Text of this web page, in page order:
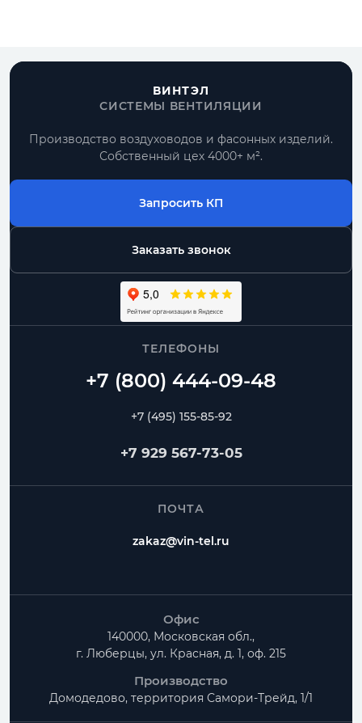
ВИНТЭЛ
СИСТЕМЫ ВЕНТИЛЯЦИИ
Производство воздуховодов и фасонных изделий.
Собственный цех 4000+ м².
Запросить КП
Заказать звонок
ТЕЛЕФОНЫ
+7 (495) 155-85-92
+7 929 567-73-05
ПОЧТА
zakaz@vin-tel.ru
Офис
140000, Московская обл.,
г. Люберцы, ул. Красная, д. 1, оф. 215
Производство
Домодедово, территория Самори-Трейд, 1/1